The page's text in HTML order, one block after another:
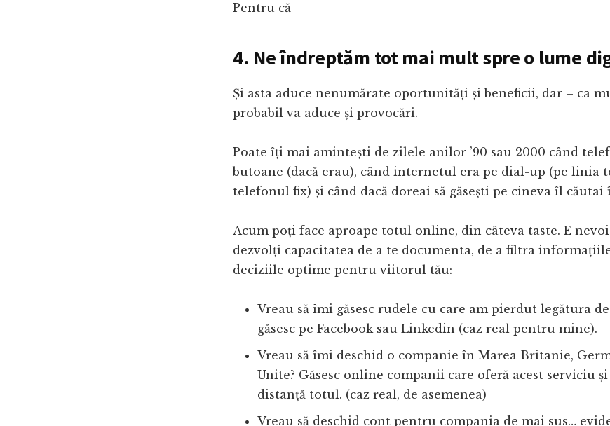
Pentru că
4. Ne îndreptăm tot mai mult spre o lume
Și asta aduce nenumărate oportunități și beneficii, dar – ca
probabil va aduce și provocări.
Poate îți mai amintești de zilele anilor ’90 sau 2000 când
butoane (dacă erau), când internetul era pe dial-up (pe linia
telefonul fix) și când dacă doreai să găsești pe cineva îl
Acum poți face aproape totul online, din câteva taste. E
dezvolți capacitatea de a te documenta, de a filtra
deciziile optime pentru viitorul tău:
Vreau să îmi găsesc rudele cu care am pierdut legătura
găsesc pe Facebook sau Linkedin (caz real pentru mine).
Vreau să îmi deschid o companie în Marea Britanie,
Unite? Găsesc online companii care oferă acest serviciu
distanță totul. (caz real, de asemenea)
Vreau să deschid cont pentru compania de mai sus…